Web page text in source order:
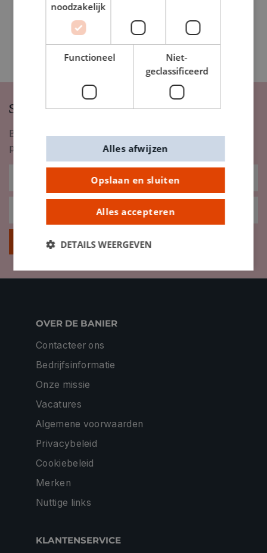
Schrijf je in op onze nieuwsbrief
Blijf op de hoogte van nieuwigheden, inspiratie,
promoties en meer!
Inschrijven
OVER DE BANIER
Contacteer ons
Bedrijfsinformatie
Onze missie
Vacatures
Algemene voorwaarden
Privacybeleid
Cookiebeleid
Merken
Nuttige links
KLANTENSERVICE
noodzakelijk
Functioneel
Niet-
geclassificeerd
Opslaan en sluiten
Alles accepteren
Alles afwijzen
DETAILS WEERGEVEN